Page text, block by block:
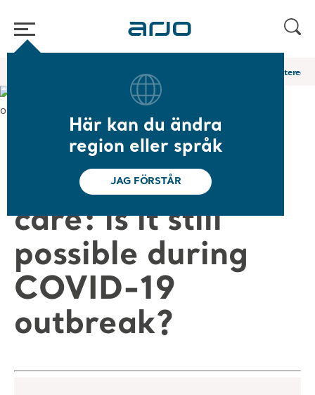
Här kan du ändra
region eller språk
JAG FÖRSTÅR
Academy-webbinarier och e-utbildningar Person centered
❮ Tillbaka till webbinarier
Person centered
care: is it still
possible during
COVID-19
outbreak?